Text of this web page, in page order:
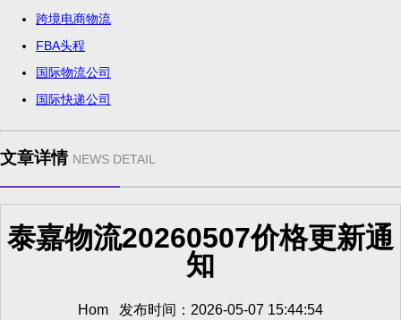
跨境电商物流
FBA头程
国际物流公司
国际快递公司
文章详情 NEWS DETAIL
泰嘉物流20260507价格更新通
知
Hom 发布时间：2026-05-07 15:44:54